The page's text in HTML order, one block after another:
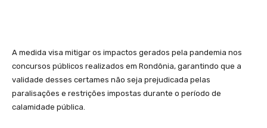
A medida visa mitigar os impactos gerados pela pandemia nos
concursos públicos realizados em Rondônia, garantindo que a
validade desses certames não seja prejudicada pelas
paralisações e restrições impostas durante o período de
calamidade pública.